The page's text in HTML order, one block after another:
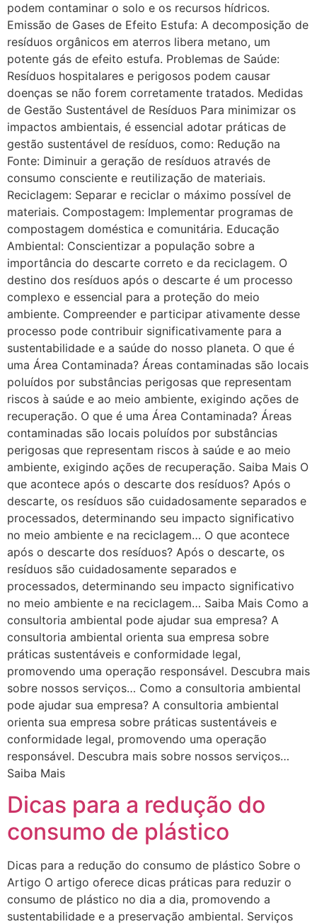
podem contaminar o solo e os recursos hídricos.
Emissão de Gases de Efeito Estufa: A decomposição de
resíduos orgânicos em aterros libera metano, um
potente gás de efeito estufa. Problemas de Saúde:
Resíduos hospitalares e perigosos podem causar
doenças se não forem corretamente tratados. Medidas
de Gestão Sustentável de Resíduos Para minimizar os
impactos ambientais, é essencial adotar práticas de
gestão sustentável de resíduos, como: Redução na
Fonte: Diminuir a geração de resíduos através de
consumo consciente e reutilização de materiais.
Reciclagem: Separar e reciclar o máximo possível de
materiais. Compostagem: Implementar programas de
compostagem doméstica e comunitária. Educação
Ambiental: Conscientizar a população sobre a
importância do descarte correto e da reciclagem. O
destino dos resíduos após o descarte é um processo
complexo e essencial para a proteção do meio
ambiente. Compreender e participar ativamente desse
processo pode contribuir significativamente para a
sustentabilidade e a saúde do nosso planeta. O que é
uma Área Contaminada? Áreas contaminadas são locais
poluídos por substâncias perigosas que representam
riscos à saúde e ao meio ambiente, exigindo ações de
recuperação. O que é uma Área Contaminada? Áreas
contaminadas são locais poluídos por substâncias
perigosas que representam riscos à saúde e ao meio
ambiente, exigindo ações de recuperação. Saiba Mais O
que acontece após o descarte dos resíduos? Após o
descarte, os resíduos são cuidadosamente separados e
processados, determinando seu impacto significativo
no meio ambiente e na reciclagem… O que acontece
após o descarte dos resíduos? Após o descarte, os
resíduos são cuidadosamente separados e
processados, determinando seu impacto significativo
no meio ambiente e na reciclagem… Saiba Mais Como a
consultoria ambiental pode ajudar sua empresa? A
consultoria ambiental orienta sua empresa sobre
práticas sustentáveis e conformidade legal,
promovendo uma operação responsável. Descubra mais
sobre nossos serviços… Como a consultoria ambiental
pode ajudar sua empresa? A consultoria ambiental
orienta sua empresa sobre práticas sustentáveis e
conformidade legal, promovendo uma operação
responsável. Descubra mais sobre nossos serviços…
Saiba Mais
Dicas para a redução do
consumo de plástico
Dicas para a redução do consumo de plástico Sobre o
Artigo O artigo oferece dicas práticas para reduzir o
consumo de plástico no dia a dia, promovendo a
sustentabilidade e a preservação ambiental. Serviços